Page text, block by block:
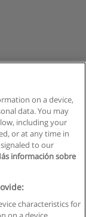
on a device,
data. You may
including your
or at any time in
to our
información sobre
characteristics for